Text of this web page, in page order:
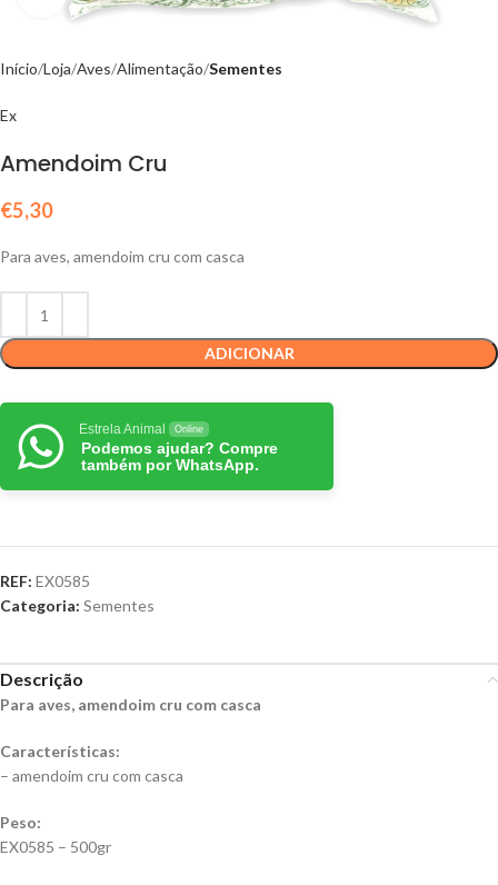
Início Loja Aves Alimentação Sementes
Ex
Amendoim Cru
€5,30
Para aves, amendoim cru com casca
ADICIONAR
Estrela Animal Online
Podemos ajudar? Compre
também por WhatsApp.
REF: EX0585
Categoria: Sementes
Descrição
Para aves, amendoim cru com casca
Características:
– amendoim cru com casca
Peso:
EX0585 – 500gr